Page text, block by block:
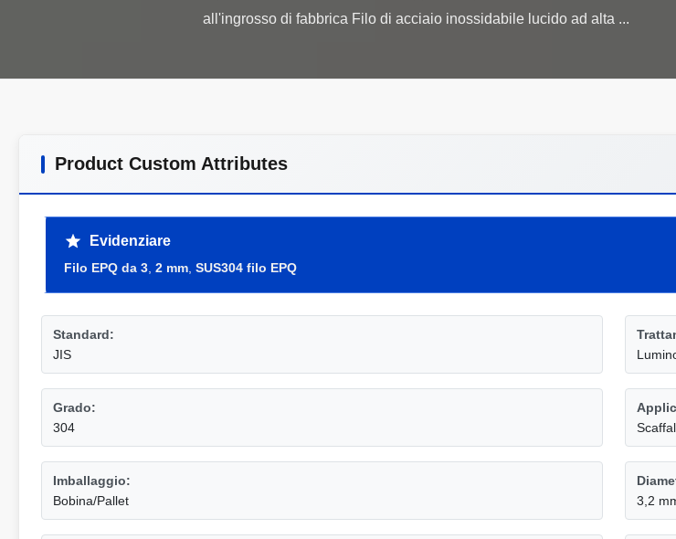
Product Custom Attributes
Evidenziare
Filo EPQ da 3 2 mm SUS304 filo EPQ
Standard:
JIS
Grado:
304
Imballaggio:
Bobina/Pallet
3,2